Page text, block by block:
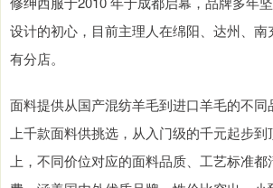
设计的初心，目前主理人在绵阳、达州、
有分店。
面料提供从国产混纺羊毛到进口羊毛的不
上千款面料供挑选，从入门级的千元起步
上，不同价位对应的面料品质、工艺标准